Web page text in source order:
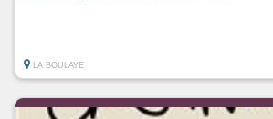
LA BOULAYE